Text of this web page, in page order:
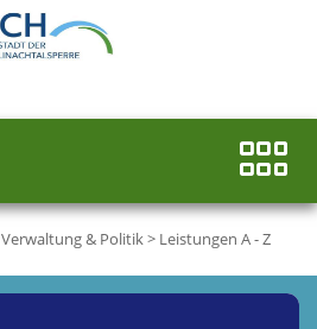
Verwaltung & Politik> Leistungen A - Z